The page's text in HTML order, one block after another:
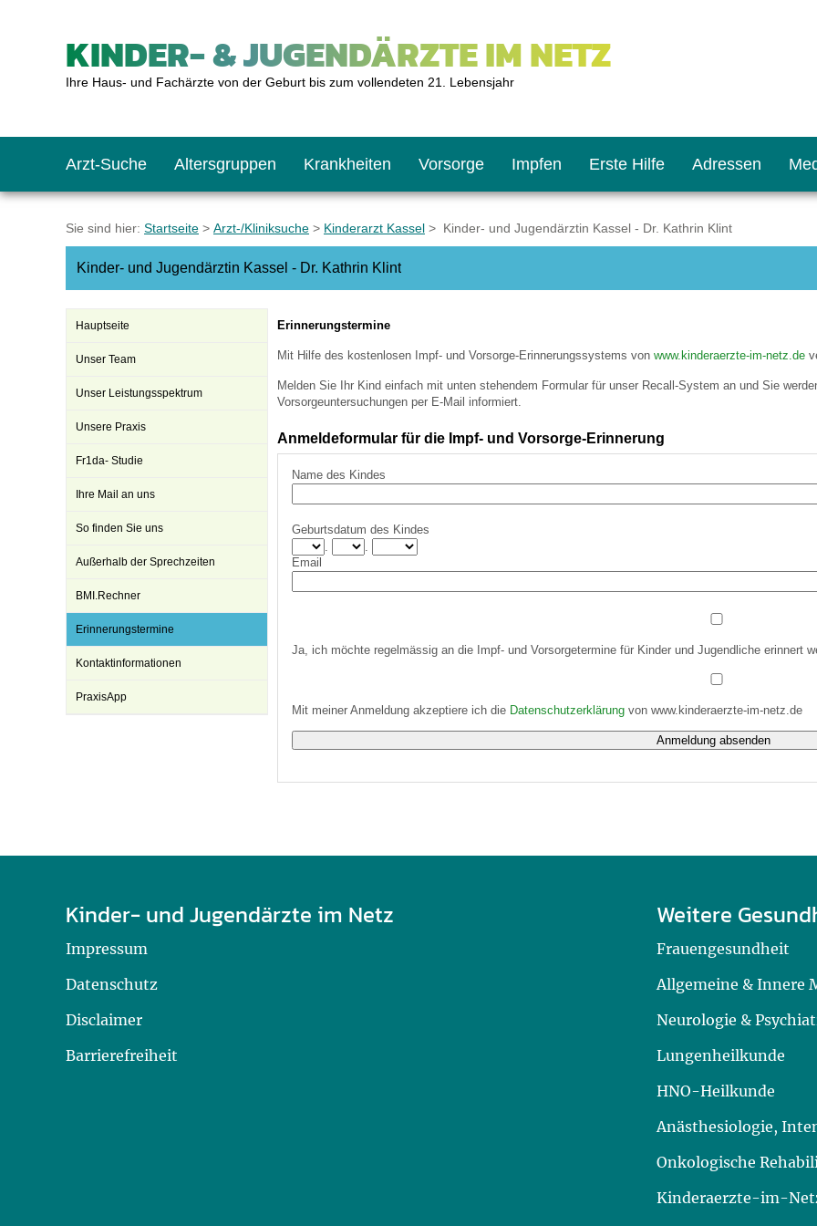
KINDER- & JUGENDÄRZTE IM NETZ
Ihre Haus- und Fachärzte von der Geburt bis zum vollendeten 21. Lebensjahr
Arzt-Suche Altersgruppen
Das erste Jahr
Jugendliche
Krankheiten Vorsorge
Baby: U1 bis U6
Teenager: J1 bis J2
Impfen
Impfkalender
Impfreaktionen
Häufige Fragen
Vorsorge- und Impferinnerung
Erste Hilfe
Notrufnummern
Sofortmaßnahmen
Adressen
Notdienste
Link-Tipps
BMI-Rechner
Wachstum-Rechner
Hörlexikon
Entwicklungskalender
Broschüren und Informationsflyer
Sie sind hier: Startseite > Arzt-/Kliniksuche > Kinderarzt Kassel > Kinder- und Jugendärztin Kassel - Dr. Kathrin Klint
Kinder- und Jugendärztin Kassel - Dr. Kathrin Klint
Hauptseite
Unser Team
Unser Leistungsspektrum
Unsere Praxis
Fr1da- Studie
Ihre Mail an uns
So finden Sie uns
Außerhalb der Sprechzeiten
BMI.Rechner
Erinnerungstermine
Kontaktinformationen
PraxisApp
Erinnerungstermine
Mit Hilfe des kostenlosen Impf- und Vorsorge-Erinnerungssystems von www.kinderaerzte-im-netz.de
Melden Sie Ihr Kind einfach mit unten stehendem Formular für unser Recall-System an und Sie
Vorsorgeuntersuchungen per E-Mail informiert.
Anmeldeformular für die Impf- und Vorsorge-Erinnerung
Name des Kindes
Geburtsdatum des Kindes
.
.
Email
Ja, ich möchte regelmässig an die Impf- und Vorsorgetermine für Kinder und Jugendliche erinnert
Mit meiner Anmeldung akzeptiere ich die Datenschutzerklärung von www.kinderaerzte-im-netz.de
Kinder- und Jugendärzte im Netz
Impressum
Datenschutz
Disclaimer
Barrierefreiheit
Weitere
Frauengesundheit
Allgemeine & Innere
Neurologie &
Lungenheilkunde
HNO-Heilkunde
Anästhesiologie,
Onkologische
Kinderaerzte-im-